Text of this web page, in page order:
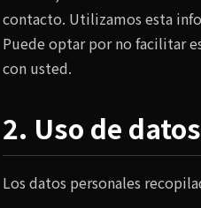
contacto. Utilizamos esta
Puede optar por no facilitar
con usted.
2. Uso de datos
Los datos personales